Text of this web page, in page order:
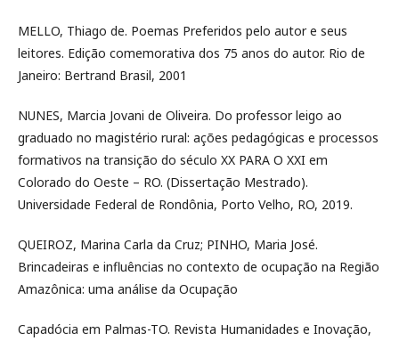
MELLO, Thiago de. Poemas Preferidos pelo autor e seus
leitores. Edição comemorativa dos 75 anos do autor. Rio de
Janeiro: Bertrand Brasil, 2001
NUNES, Marcia Jovani de Oliveira. Do professor leigo ao
graduado no magistério rural: ações pedagógicas e processos
formativos na transição do século XX PARA O XXI em
Colorado do Oeste – RO. (Dissertação Mestrado).
Universidade Federal de Rondônia, Porto Velho, RO, 2019.
QUEIROZ, Marina Carla da Cruz; PINHO, Maria José.
Brincadeiras e influências no contexto de ocupação na Região
Amazônica: uma análise da Ocupação
Capadócia em Palmas-TO. Revista Humanidades e Inovação,